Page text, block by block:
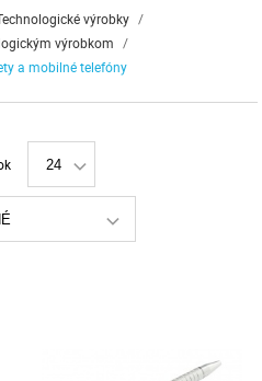
výrobky /
výrobkom /
a mobilné telefóny
24